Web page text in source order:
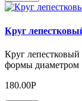
Круг
Круг
формы диаметром
180.00Р